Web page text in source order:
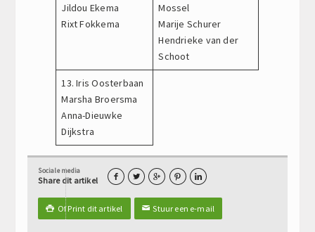
Jildou Ekema
Rixt Fokkema
Mossel
Marije Schurer
Hendrieke van der
Schoot
13. Iris Oosterbaan
Marsha Broersma
Anna-Dieuwke
Dijkstra
Sociale media
Share dit artikel     
 Of Print dit artikel ✉Stuur een e-mail